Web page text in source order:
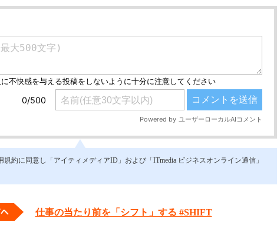
約に同意し「アイティメディアID」および「ITmedia ビジネスオンライン通信」
仕事の当たり前を「シフト」する #SHIFT